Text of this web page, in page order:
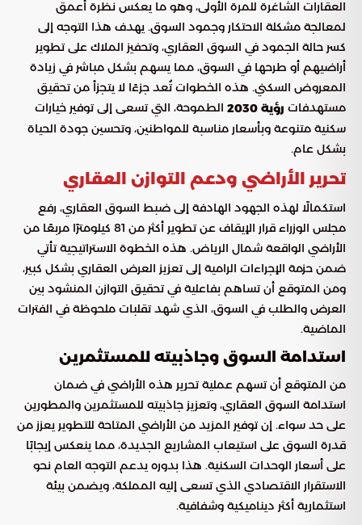
العقارات الشاغرة للمرة الأولى، وهو ما يعكس نظرة أعمق
لمعالجة مشكلة الاحتكار وجمود السوق. يهدف هذا التوجه إلى
كسر حالة الجمود في السوق العقاري، وتحفيز الملاك على تطوير
أراضيهم أو طرحها في السوق، مما يسهم بشكل مباشر في زيادة
المعروض السكني. هذه الخطوات تُعد جزءًا لا يتجزأ من تحقيق
مستهدفات رؤية 2030
الطموحة، التي تسعى إلى توفير خيارات
سكنية متنوعة وبأسعار مناسبة للمواطنين، وتحسين جودة الحياة
بشكل عام.
تحرير الأراضي ودعم التوازن العقاري
استكمالًا لهذه الجهود الهادفة إلى ضبط السوق العقاري، رفع
مجلس الوزراء قرار الإيقاف عن تطوير أكثر من 81 كيلومترًا مربعًا من
الأراضي الواقعة شمال الرياض. هذه الخطوة الاستراتيجية تأتي
ضمن حزمة الإجراءات الرامية إلى تعزيز العرض العقاري بشكل كبير،
ومن المتوقع أن تساهم بفاعلية في تحقيق التوازن المنشود بين
العرض والطلب في السوق، الذي شهد تقلبات ملحوظة في الفترات
الماضية.
استدامة السوق وجاذبيته للمستثمرين
من المتوقع أن تسهم عملية تحرير هذه الأراضي في ضمان
استدامة السوق العقاري، وتعزيز جاذبيته للمستثمرين والمطورين
على حد سواء. إن توفير المزيد من الأراضي المتاحة للتطوير يعزز من
قدرة السوق على استيعاب المشاريع الجديدة، مما ينعكس إيجابًا
على أسعار الوحدات السكنية. هذا بدوره يدعم التوجه العام نحو
الاستقرار الاقتصادي الذي تسعى إليه المملكة، ويضمن بيئة
استثمارية أكثر ديناميكية وشفافية.